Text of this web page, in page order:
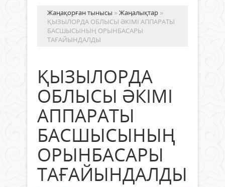
Жаңақорған тынысы »Жаңалықтар »
ҚЫЗЫЛОРДА ОБЛЫСЫ ӘКІМІ АППАРАТЫ
БАСШЫСЫНЫҢ ОРЫНБАСАРЫ
ТАҒАЙЫНДАЛДЫ
ҚЫЗЫЛОРДА
ОБЛЫСЫ ӘКІМІ
АППАРАТЫ
БАСШЫСЫНЫҢ
ОРЫНБАСАРЫ
ТАҒАЙЫНДАЛДЫ